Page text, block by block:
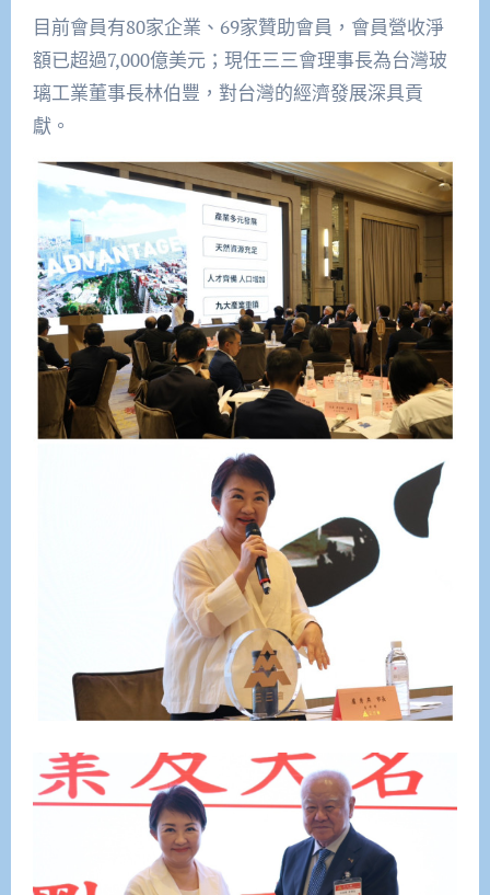
目前會員有80家企業、69家贊助會員，會員營收淨
額已超過7,000億美元；現任三三會理事長為台灣玻
璃工業董事長林伯豐，對台灣的經濟發展深具貢
獻。